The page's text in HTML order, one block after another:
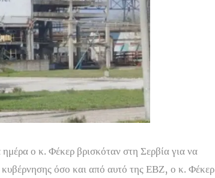
ο κ. Φέκερ βρισκόταν στη Σερβία για να
όσο και από αυτό της ΕΒΖ, ο κ. Φέκερ